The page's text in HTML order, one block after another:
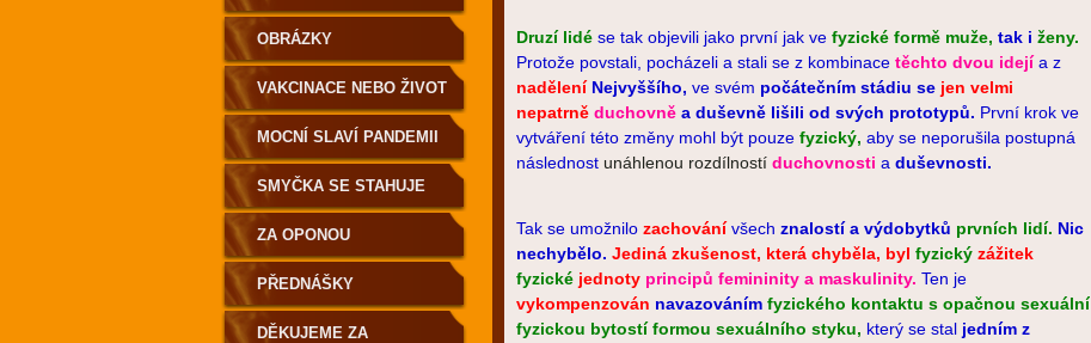
Druzí lidé se tak objevili jako první jak ve fyzické formě muže, tak i ženy.
Protože povstali, pocházeli a stali se z kombinace těchto dvou idejía z
nadělení Nejvyššího, ve svém počátečním stádiu se jen velmi
nepatrně duchovně a duševně lišili od svých prototypů. První krok ve
vytváření této změny mohl být pouze fyzický, aby se neporušila postupná
následnost unáhlenou rozdílností duchovnosti a duševnosti.
Tak se umožnilo zachování všech znalostí a výdobytků prvních lidí. Nic
nechybělo. Jediná zkušenost, která chyběla, byl fyzický zážitek
fyzické jednoty principů femininity a maskulinity. Ten je
vykompenzován navazováním fyzického kontaktu s opačnou sexuální
fyzickou bytostí formou sexuálního styku, který se stal jedním z
OBRÁZKY
VAKCINACE NEBO ŽIVOT
MOCNÍ SLAVÍ PANDEMII
SMYČKA SE STAHUJE
ZA OPONOU
PŘEDNÁŠKY
DĚKUJEME ZA